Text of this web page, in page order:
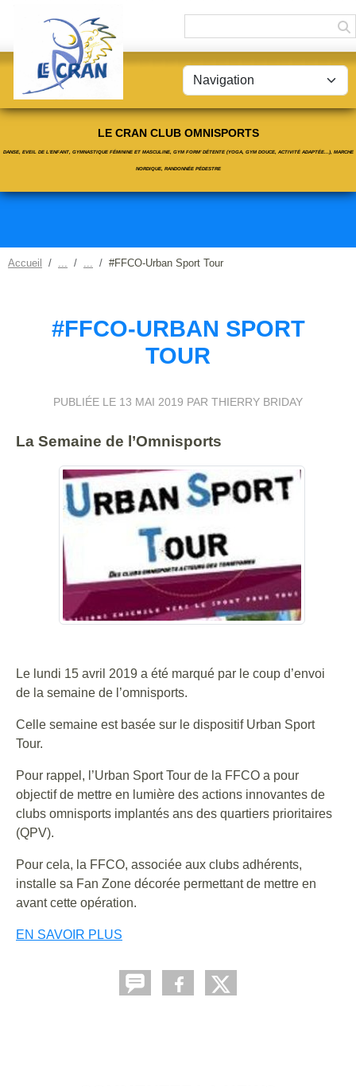
LE CRAN CLUB OMNISPORTS
DANSE, EVEIL DE L'ENFANT, GYMNASTIQUE FÉMININE ET MASCULINE, GYM FORM' DÉTENTE (YOGA, GYM DOUCE, ACTIVITÉ ADAPTÉE...), MARCHE
NORDIQUE, RANDONNÉE PÉDESTRE
Accueil #FFCO-Urban Sport Tour
#FFCO-URBAN SPORT
TOUR
PUBLIÉE LE 13 MAI 2019 PAR THIERRY BRIDAY
La Semaine de l’Omnisports
Le lundi 15 avril 2019 a été marqué par le coup d’envoi
de la semaine de l’omnisports.
Celle semaine est basée sur le dispositif Urban Sport
Tour.
Pour rappel, l’Urban Sport Tour de la FFCO a pour
objectif de mettre en lumière des actions innovantes de
clubs omnisports implantés ans des quartiers prioritaires
(QPV).
Pour cela, la FFCO, associée aux clubs adhérents,
installe sa Fan Zone décorée permettant de mettre en
avant cette opération.
EN SAVOIR PLUS